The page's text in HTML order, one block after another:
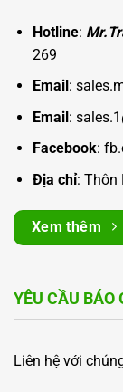
Hotline:
269
Email :
Email:
Facebook:
Địa chỉ: Thôn
Xem thêm
YÊU CẦU BÁO
Liên hệ với